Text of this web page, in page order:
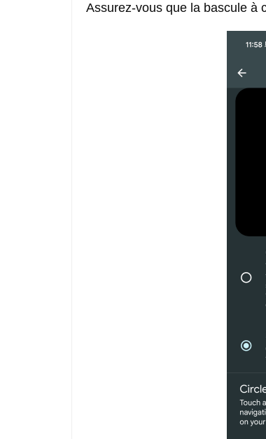
Assurez-vous que la bascule à